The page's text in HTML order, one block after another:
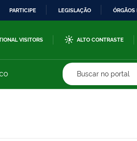
PARTICIPE LEGISLAÇÃO ÓRGÃOS
VISITORS ALTO CONTRASTE
Buscar no portal